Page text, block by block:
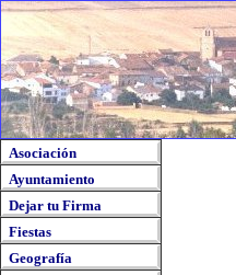
Asociación
Ayuntamiento
Dejar tu Firma
Fiestas
Geografía